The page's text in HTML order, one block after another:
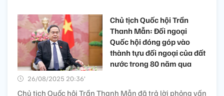
Chủ tịch Quốc hội Trần
Thanh Mẫn: Đối ngoại
Quốc hội đóng góp vào
thành tựu đối ngoại của đất
nước trong 80 năm qua
26/08/2025 20:36’
Chủ tịch Quốc hội Trần Thanh Mẫn đã trả lời phỏng vấn